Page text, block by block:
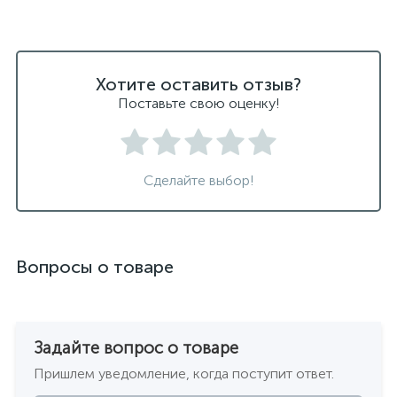
Хотите оставить отзыв?
Поставьте свою оценку!
Сделайте выбор!
Вопросы о товаре
Задайте вопрос о товаре
Пришлем уведомление, когда поступит ответ.